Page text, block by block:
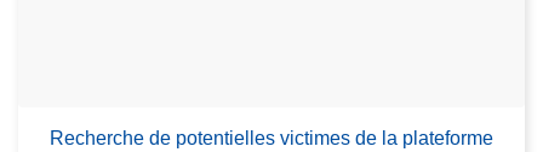
Recherche de potentielles victimes de la plateforme